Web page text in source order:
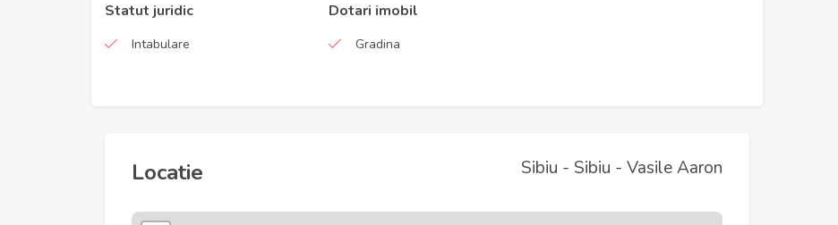
Statut juridic
Intabulare
Dotari imobil
Gradina
Locatie Sibiu - Sibiu - Vasile Aaron